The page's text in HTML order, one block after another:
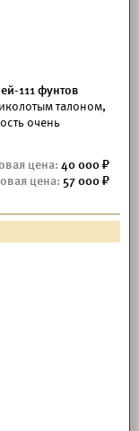
111 фунтов
талоном,
очень
40 000
57 000